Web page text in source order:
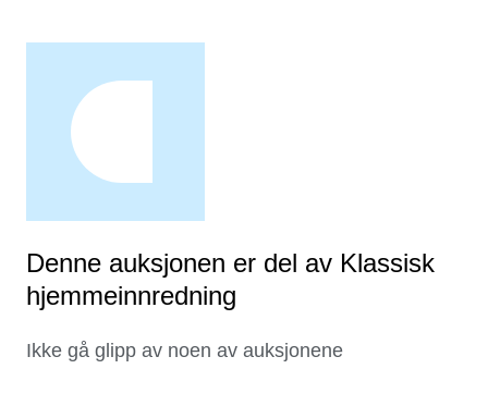
Denne auksjonen er del av Klassisk
hjemmeinnredning
Ikke gå glipp av noen av auksjonene